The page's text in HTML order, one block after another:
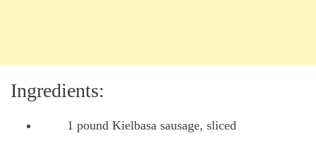
Ingredients:
1 pound Kielbasa sausage, sliced